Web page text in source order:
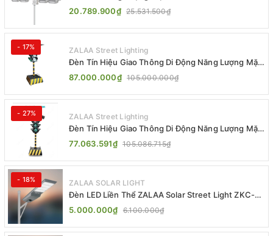
Jsc Chống Nước IP65 Cao Cấp
20.789.900₫ 25.531.500₫
- 17% ZALAA Street Lighting
Đèn Tín Hiệu Giao Thông Di Động Năng Lượng Mặt
Trời ZALAA ZL-300A-D
87.000.000₫ 105.000.000₫
- 27% ZALAA Street Lighting
Đèn Tín Hiệu Giao Thông Di Động Năng Lượng Mặt
Trời ZALAA ZL-409300C
77.063.591₫ 105.086.715₫
- 18% ZALAA SOLAR LIGHT
Đèn LED Liền Thể ZALAA Solar Street Light ZKC-
TG 20W 25W 30W All In One
5.000.000₫ 6.100.000₫